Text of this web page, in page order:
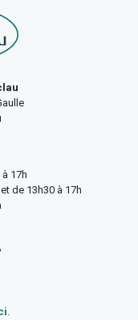
17h
de 13h30 à 17h